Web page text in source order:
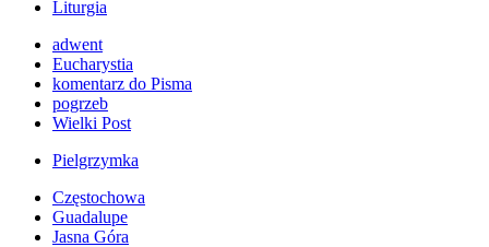
Liturgia
adwent
Eucharystia
komentarz do Pisma
pogrzeb
Wielki Post
Pielgrzymka
Częstochowa
Guadalupe
Jasna Góra